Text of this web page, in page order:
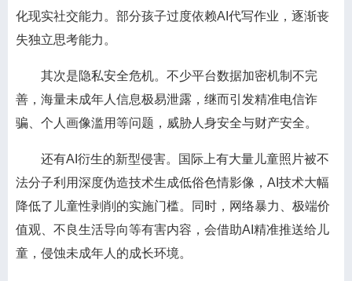
化现实社交能力。部分孩子过度依赖AI代写作业，逐渐丧
失独立思考能力。
其次是隐私安全危机。不少平台数据加密机制不完
善，海量未成年人信息极易泄露，继而引发精准电信诈
骗、个人画像滥用等问题，威胁人身安全与财产安全。
还有AI衍生的新型侵害。国际上有大量儿童照片被不
法分子利用深度伪造技术生成低俗色情影像，AI技术大幅
降低了儿童性剥削的实施门槛。同时，网络暴力、极端价
值观、不良生活导向等有害内容，会借助AI精准推送给儿
童，侵蚀未成年人的成长环境。